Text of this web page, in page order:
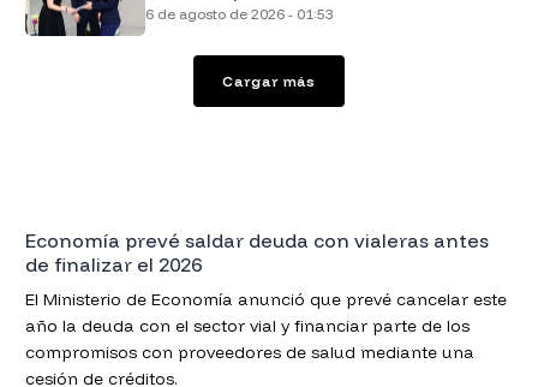
6 de agosto de 2026 - 01:53
Cargar más
Economía prevé saldar deuda con vialeras antes
de finalizar el 2026
El Ministerio de Economía anunció que prevé cancelar este
año la deuda con el sector vial y financiar parte de los
compromisos con proveedores de salud mediante una
cesión de créditos.